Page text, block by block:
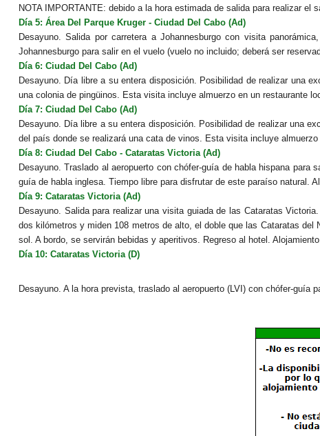
NOTA IMPORTANTE: debido a la hora estimada de salida para realizar
Día 5: Área Del Parque Kruger - Ciudad Del Cabo (Ad)
Desayuno. Salida por carretera a Johannesburgo con visita
Johannesburgo para salir en el vuelo (vuelo no incluido; deberá ser
Día 6: Ciudad Del Cabo (Ad)
Desayuno. Día libre a su entera disposición. Posibilidad de realizar una
una colonia de pingüinos. Esta visita incluye almuerzo en un restaurante
Día 7: Ciudad Del Cabo (Ad)
Desayuno. Día libre a su entera disposición. Posibilidad de realizar una
del país donde se realizará una cata de vinos. Esta visita incluye
Día 8: Ciudad Del Cabo - Cataratas Victoria (Ad)
Desayuno. Traslado al aeropuerto con chófer-guía de habla hispana
guía de habla inglesa. Tiempo libre para disfrutar de este paraíso natural.
Día 9: Cataratas Victoria (Ad)
Desayuno. Salida para realizar una visita guiada de las Cataratas
dos kilómetros y miden 108 metros de alto, el doble que las Cataratas
sol. A bordo, se servirán bebidas y aperitivos. Regreso al hotel.
Día 10: Cataratas Victoria (D)
Desayuno. A la hora prevista, traslado al aeropuerto (LVI) con chófer-guía